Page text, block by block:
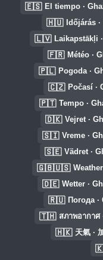
🇪🇸 El tiempo ·
🇭🇺 Időjárás
🇱🇻 Laikapstākļi
🇫🇷 Météo ·
🇵🇱 Pogoda ·
🇨🇿 Počasí ·
🇵🇹 Tempo ·
🇩🇰 Vejret ·
🇸🇮 Vreme ·
🇸🇪 Vädret ·
🇬🇧🇺🇸
🇩🇪 Wetter ·
🇷🇺 Погода
🇹🇭 สภาพอากาศ
🇭🇰 天氣 ·